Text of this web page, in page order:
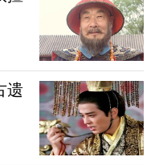
遗